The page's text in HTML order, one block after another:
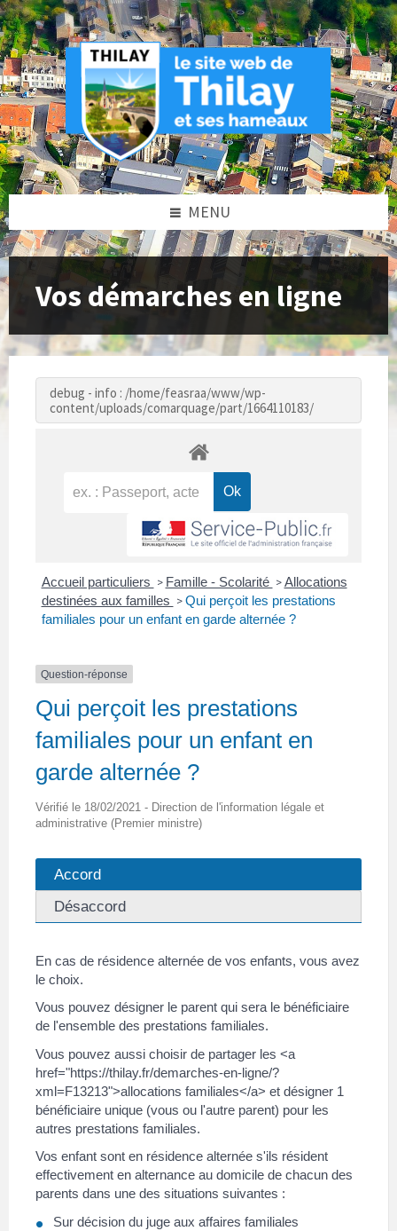
Skip
to
content
Skip
to
left
sidebar
Skip
to
footer
MENU
Vos démarches en ligne
debug - info : /home/feasraa/www/wp-
content/uploads/comarquage/part/1664110183/
Accueil particuliers > Famille - Scolarité > Allocations
destinées aux familles > Qui perçoit les prestations
familiales pour un enfant en garde alternée ?
Question-réponse
Qui perçoit les prestations
familiales pour un enfant en
garde alternée ?
Vérifié le 18/02/2021 - Direction de l'information légale et
administrative (Premier ministre)
Accord
Désaccord
En cas de résidence alternée de vos enfants, vous avez
le choix.
Vous pouvez désigner le parent qui sera le bénéficiaire
de l'ensemble des prestations familiales.
Vous pouvez aussi choisir de partager les <a
href="https://thilay.fr/demarches-en-ligne/?
xml=F13213">allocations familiales</a> et désigner 1
bénéficiaire unique (vous ou l'autre parent) pour les
autres prestations familiales.
Vos enfant sont en résidence alternée s'ils résident
effectivement en alternance au domicile de chacun des
parents dans une des situations suivantes :
Sur décision du juge aux affaires familiales